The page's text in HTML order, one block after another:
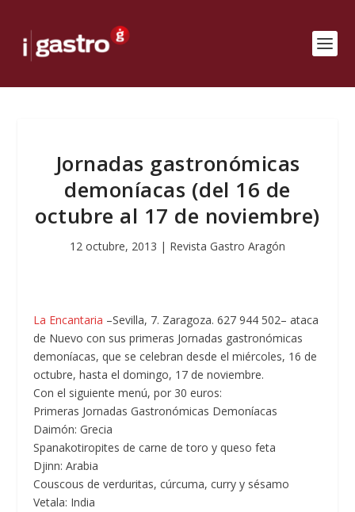
Jornadas gastronómicas
demoníacas (del 16 de
octubre al 17 de noviembre)
12 octubre, 2013 | Revista Gastro Aragón
La Encantaria –Sevilla, 7. Zaragoza. 627 944 502– ataca
de Nuevo con sus primeras Jornadas gastronómicas
demoníacas, que se celebran desde el miércoles, 16 de
octubre, hasta el domingo, 17 de noviembre.
Con el siguiente menú, por 30 euros:
Primeras Jornadas Gastronómicas Demoníacas
Daimón: Grecia
Spanakotiropites de carne de toro y queso feta
Djinn: Arabia
Couscous de verduritas, cúrcuma, curry y sésamo
Vetala: India